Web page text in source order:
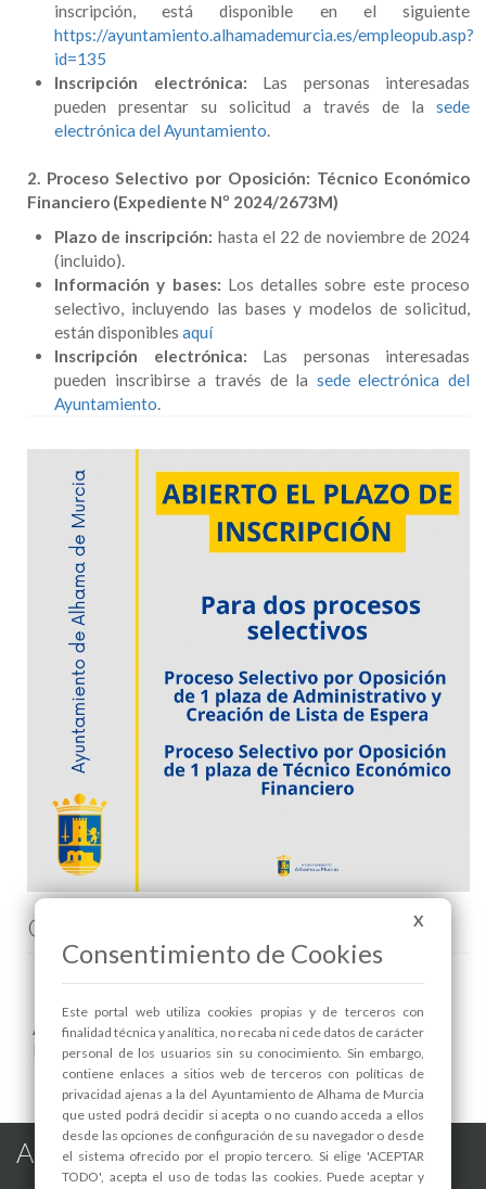
inscripción, está disponible en el siguiente
https://ayuntamiento.alhamademurcia.es/empleopub.asp?
id=135
Inscripción electrónica: Las personas interesadas
pueden presentar su solicitud a través de la sede
electrónica del Ayuntamiento.
2. Proceso Selectivo por Oposición: Técnico Económico
Financiero (Expediente Nº 2024/2673M)
Plazo de inscripción: hasta el 22 de noviembre de 2024
(incluido).
Información y bases: Los detalles sobre este proceso
selectivo, incluyendo las bases y modelos de solicitud,
están disponibles aquí
Inscripción electrónica: Las personas interesadas
pueden inscribirse a través de la sede electrónica del
Ayuntamiento.
Comenta esta noticia en Facebook
Areas relacionadas:
Recursos Humanos
Alhama de Murcia en las Redes
X
Consentimiento de Cookies
Este portal web utiliza cookies propias y de terceros con
finalidad técnica y analítica, no recaba ni cede datos de carácter
personal de los usuarios sin su conocimiento. Sin embargo,
contiene enlaces a sitios web de terceros con políticas de
privacidad ajenas a la del Ayuntamiento de Alhama de Murcia
que usted podrá decidir si acepta o no cuando acceda a ellos
desde las opciones de configuración de su navegador o desde
el sistema ofrecido por el propio tercero. Si elige 'ACEPTAR
TODO', acepta el uso de todas las cookies. Puede aceptar y